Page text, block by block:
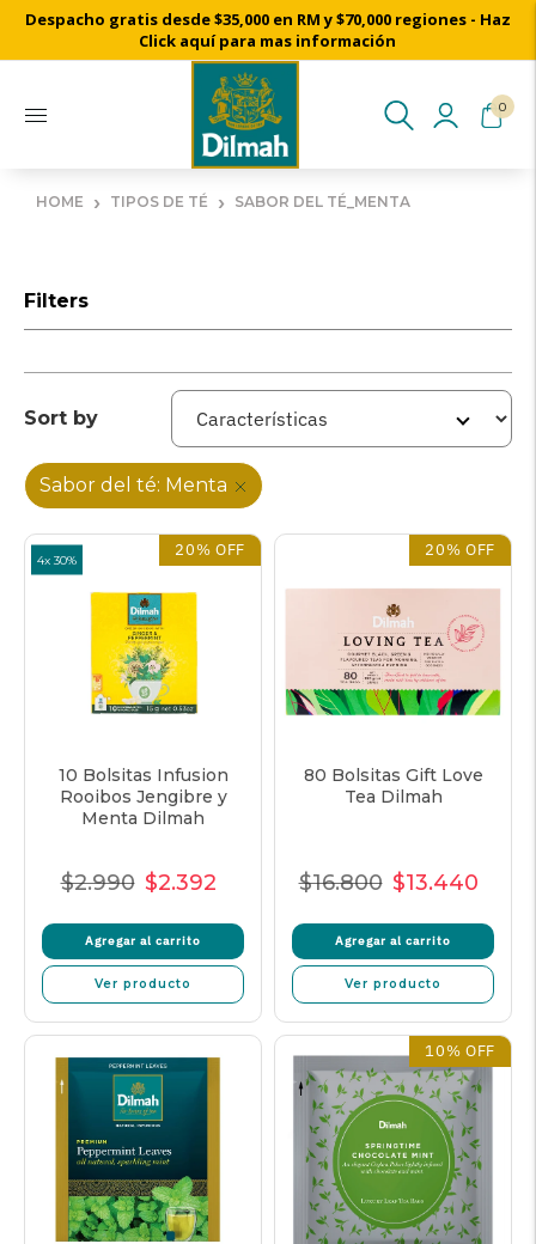
Despacho gratis desde $35,000 en RM y $70,000 regiones - Haz
Click aquí para mas información
0
HOME › TIPOS DE TÉ › SABOR DEL TÉ_MENTA
Filters
Sort by
Sabor del té: Menta
4x 30% 20% OFF
10 Bolsitas Infusion
Rooibos Jengibre y
Menta Dilmah
Precio
$2.990 Precio
venta
$2.392
Agregar al carrito
Ver producto
20% OFF
80 Bolsitas Gift Love
Tea Dilmah
Precio
$16.800 Precio
venta
$13.440
Agregar al carrito
Ver producto
10% OFF